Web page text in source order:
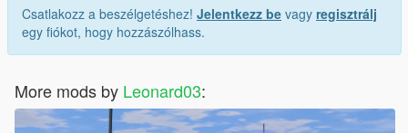
Csatlakozz a beszélgetéshez! Jelentkezz be vagy regisztrálj
egy fiókot, hogy hozzászólhass.
More mods by Leonard03: